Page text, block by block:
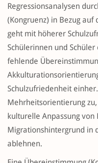
Regressionsanalysen
(Kongruenz) in Bezug
geht mit höherer
Schülerinnen und
fehlende
Schulzufriedenheit
Mehrheitsorientierung
kulturelle Anpassung von
Migrationshintergrund in
ablehnen.